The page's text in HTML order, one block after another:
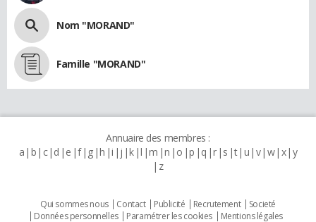
Nom "MORAND"
Famille "MORAND"
Annuaire des membres :
a b c d e f g h i j k l m n o p q r s t u v w x y
z
Qui sommes nous Contact Publicité Recrutement
Societé
Données personnelles
Paramétrer les cookies
Mentions légales